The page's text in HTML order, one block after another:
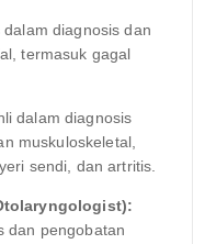
dalam diagnosis dan
termasuk gagal
dalam diagnosis
muskuloskeletal,
sendi, dan artritis.
dan pengobatan